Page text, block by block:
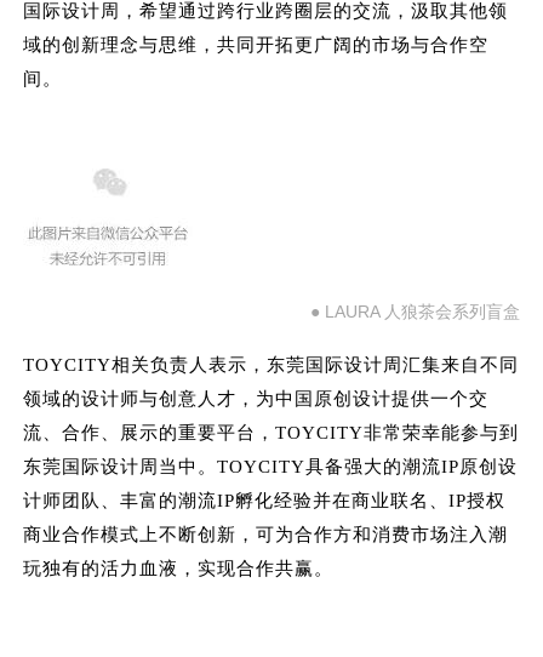
国际设计周，希望通过跨行业跨圈层的交流，汲取其他领
域的创新理念与思维，共同开拓更广阔的市场与合作空
间。
● LAURA 人狼茶会系列盲盒
TOYCITY相关负责人表示，东莞国际设计周汇集来自不同
领域的设计师与创意人才，为中国原创设计提供一个交
流、合作、展示的重要平台，TOYCITY非常荣幸能参与到
东莞国际设计周当中。TOYCITY具备强大的潮流IP原创设
计师团队、丰富的潮流IP孵化经验并在商业联名、IP授权
商业合作模式上不断创新，可为合作方和消费市场注入潮
玩独有的活力血液，实现合作共赢。